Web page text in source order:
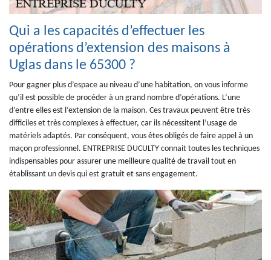
Qui a les capacités d’effectuer les
opérations d’extension des maisons à
Uglas dans le 65300 ?
Pour gagner plus d’espace au niveau d’une habitation, on vous informe
qu’il est possible de procéder à un grand nombre d’opérations. L’une
d’entre elles est l’extension de la maison. Ces travaux peuvent être très
difficiles et très complexes à effectuer, car ils nécessitent l’usage de
matériels adaptés. Par conséquent, vous êtes obligés de faire appel à un
maçon professionnel. ENTREPRISE DUCULTY connait toutes les techniques
indispensables pour assurer une meilleure qualité de travail tout en
établissant un devis qui est gratuit et sans engagement.